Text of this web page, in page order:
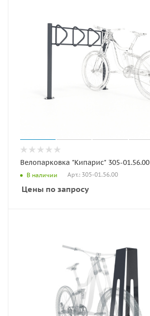
Велопарковка "Кипарис" 305-01.56.00
В наличии Арт.: 305-01.56.00
Цены по запросу